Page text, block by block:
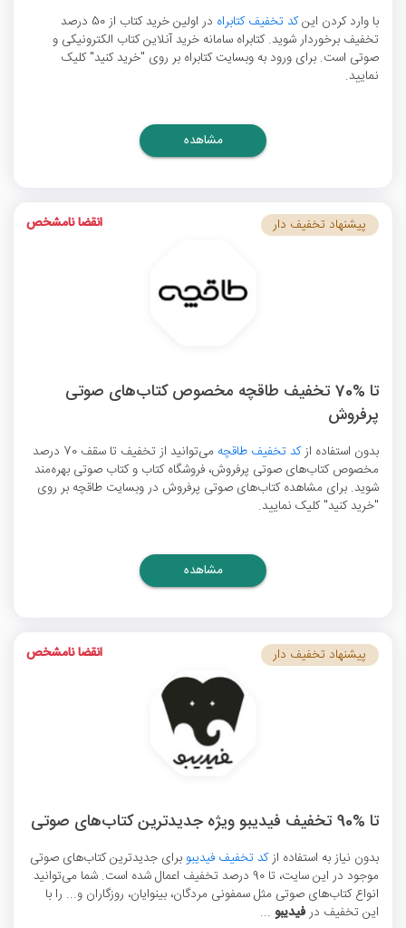
با وارد کردن اینکد تخفیف کتابراه
در اولین خرید کتاب‌ از 50 درصد
تخفیف برخوردار شوید. کتابراه سامانه خرید آنلاین کتاب الکترونیکی و
صوتی است. برای ورود به وبسایت کتابراه بر روی "خرید کنید" کلیک
نمایید.
مشاهده
تا %70 تخفیف طاقچه مخصوص کتاب‌های صوتی
پرفروش
بدون استفاده ازکد تخفیف طاقچه
می‌توانید از تخفیف تا سقف 70 درصد
مخصوص کتاب‌های صوتی پرفروش، فروشگاه کتاب و کتاب صوتی بهره‌مند
شوید. برای مشاهده کتاب‌های صوتی پرفروش در وبسایت طاقچه بر روی
"خرید کنید" کلیک نمایید.
پیشنهاد تخفیف دار انقضا نامشخص
مشاهده
تا %90 تخفیف فیدیبو ویژه جدیدترین کتاب‌های صوتی
بدون نیاز به استفاده ازکد تخفیف فیدیبو برای جدیدترین کتاب‌های صوتی
موجود در این سایت‌، تا 90 درصد تخفیف اعمال شده است. شما می‌توانید
انواع کتاب‌های صوتی مثل سمفونی مردگان، بینوایان، روزگاران و... را با
این تخفیف درفیدیبو ...
پیشنهاد تخفیف دار انقضا نامشخص